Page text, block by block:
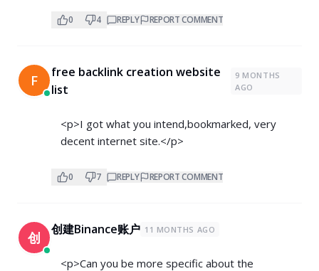
0 4 REPLY REPORT COMMENT
F
free backlink creation website
list
9 MONTHS
AGO
<p>I got what you intend,bookmarked, very
decent internet site.</p>
0 7 REPLY REPORT COMMENT
创 创建Binance账户 11 MONTHS AGO
<p>Can you be more specific about the